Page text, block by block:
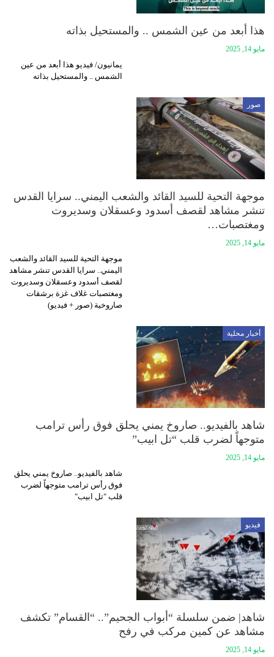
هذا أبعد من عين الشمس .. والمستحيل بذاته
مايو 14, 2025
يمانيون/ فيديو هذا أبعد من عين
الشمس .. والمستحيل بذاته
صور
موجهة التحية للسيد القائد والشعب اليمني.. سرايا القدس
تنشر مشاهد لقصف أسدود وعسقلان وسديروت
ومغتصبات…
مايو 14, 2025
موجهة التحية للسيد القائد والشعب
اليمني.. سرايا القدس تنشر مشاهد
لقصف أسدود وعسقلان وسديروت
ومغتصبات غلاف غزة برشقات
صاروخية (صور + فيديو)
أخبار محلية
شاهد بالفيديو.. صاروخ يمني يحلق فوق رأس ترامب
متوجهاً لضرب قلب “تل ابيب”
مايو 14, 2025
شاهد بالفيديو.. صاروخ يمني يحلق
فوق رأس ترامب متوجهاً لضرب
قلب "تل ابيب"
فيديو
شاهد| ضمن سلسلة “أبواب الجحيم”.. “القسام” تكشف
مشاهد عن كمين مركب في رفح
مايو 14, 2025